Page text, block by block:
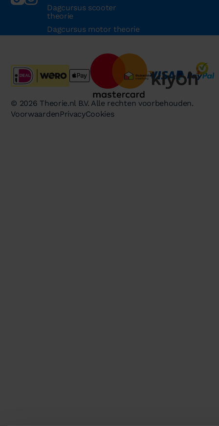
Dagcursus scooter
theorie
Dagcursus motor theorie
© 2026 Theorie.nl B.V. Alle rechten voorbehouden.
VoorwaardenPrivacyCookies